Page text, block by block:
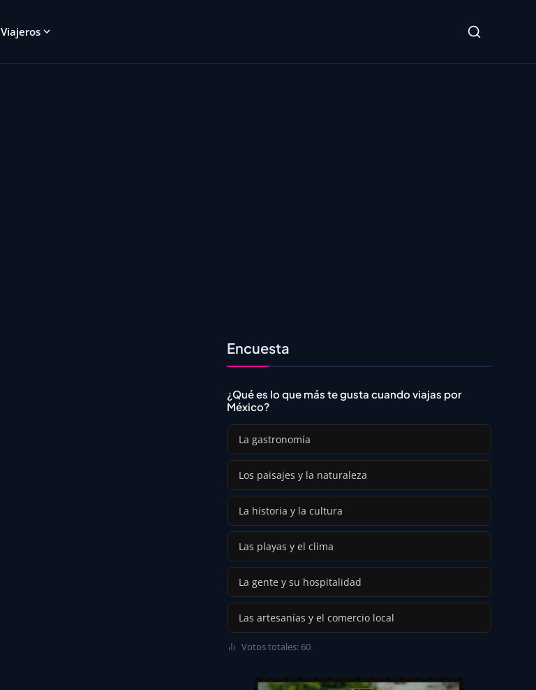
Viajeros
Encuesta
¿Qué es lo que más te gusta cuando viajas por
México?
La gastronomía
Los paisajes y la naturaleza
La historia y la cultura
Las playas y el clima
La gente y su hospitalidad
Las artesanías y el comercio local
Votos totales: 60